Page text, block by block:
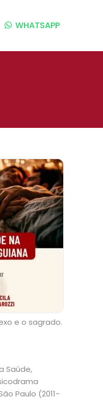
WHATSAPP
e o sagrado.
Saúde,
Paulo (2011-